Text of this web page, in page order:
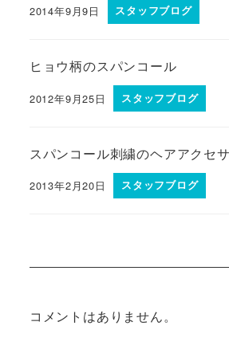
2014年9月9日 スタッフブログ
ヒョウ柄のスパンコール
2012年9月25日 スタッフブログ
スパンコール刺繍のヘアアクセ
2013年2月20日 スタッフブログ
コメントはありません。